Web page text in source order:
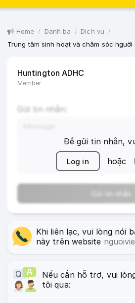
Home Danh bạ
Dịch vụ
Trung tâm sinh hoạt và chăm sóc nguời
Huntington ADHC
Member
Gửi tin nhắn:
Để gửi tin nhắn,
Log in hoặc
Khi liên lạc, vui lòng nói
này trên website
Nếu cần hỗ trợ, vui
tôi qua: